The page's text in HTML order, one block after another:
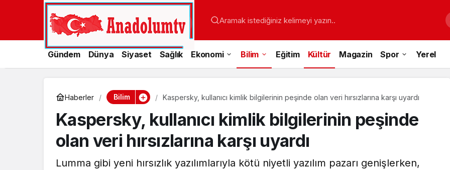
Aramak istediğiniz kelimeyi yazın..
Gündem Dünya Siyaset Sağlık Ekonomi Bilim Eğitim Kültür Magazin Spor Yerel
Haberler Bilim Kaspersky, kullanıcı kimlik bilgilerinin peşinde olan veri hırsızlarına karşı uyardı
Kaspersky, kullanıcı kimlik bilgilerinin peşinde
olan veri hırsızlarına karşı uyardı
Lumma gibi yeni hırsızlık yazılımlarıyla kötü niyetli yazılım pazarı genişlerken,